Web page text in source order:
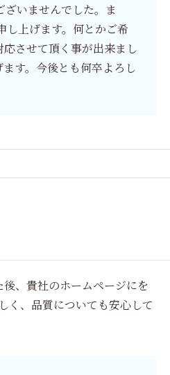
いませんでした。ま
し上げます。何とかご希
させて頂く事が出来まし
す。今後とも何卒よろし
、貴社のホームページにを
く、品質についても安心して